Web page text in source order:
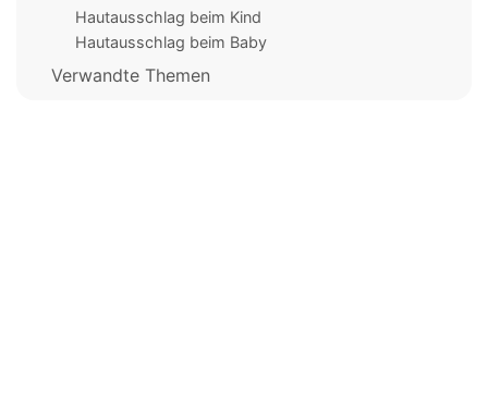
Hautausschlag beim Kind
Hautausschlag beim Baby
Verwandte Themen